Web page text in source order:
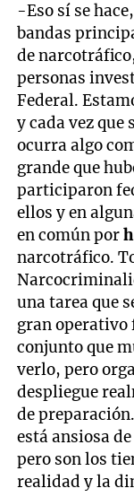
-Eso sí se
bandas
de
personas
Federal.
y cada vez
ocurra algo
grande que
participaron
ellos y en
en común por
narcotráfico.
una tarea que
gran operativo
conjunto que
verlo, pero
despliegue
de
está ansiosa
pero son los
realidad y la